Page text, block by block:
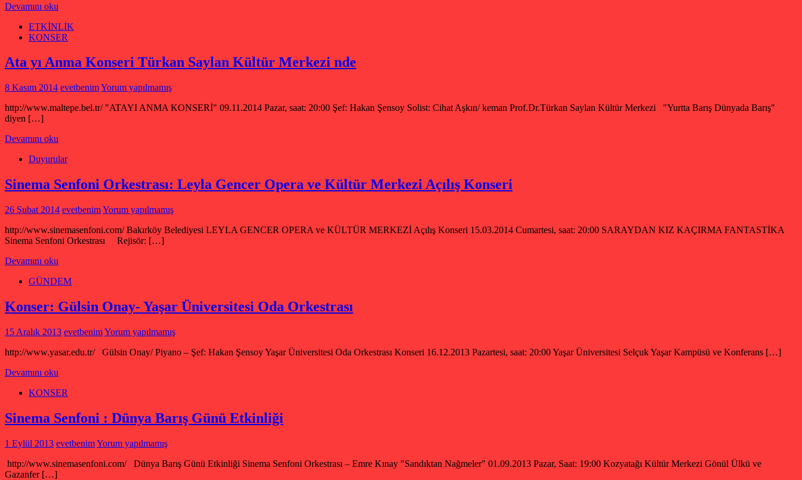
Devamını oku
ETKİNLİK
KONSER
Ata yı Anma Konseri Türkan Saylan Kültür Merkezi nde
8 Kasım 2014 evetbenimYorum yapılmamış
http://www.maltepe.bel.tr/ "ATAYI ANMA KONSERİ" 09.11.2014 Pazar, saat: 20:00 Şef: Hakan Şensoy Solist: Cihat Aşkın/ keman Prof.Dr.Türkan Saylan Kültür Merkezi "Yurtta Barış Dünyada Barış"
diyen […]
Devamını oku
Duyurular
Sinema Senfoni Orkestrası: Leyla Gencer Opera ve Kültür Merkezi Açılış Konseri
26 Şubat 2014 evetbenimYorum yapılmamış
http://www.sinemasenfoni.com/ Bakırköy Belediyesi LEYLA GENCER OPERA ve KÜLTÜR MERKEZİ Açılış Konseri 15.03.2014 Cumartesi, saat: 20:00 SARAYDAN KIZ KAÇIRMA FANTASTİKA
Sinema Senfoni Orkestrası Rejisör: […]
Devamını oku
GÜNDEM
Konser: Gülsin Onay- Yaşar Üniversitesi Oda Orkestrası
15 Aralık 2013 evetbenimYorum yapılmamış
http://www.yasar.edu.tr/ Gülsin Onay/ Piyano – Şef: Hakan Şensoy Yaşar Üniversitesi Oda Orkestrası Konseri 16.12.2013 Pazartesi, saat: 20:00 Yaşar Üniversitesi Selçuk Yaşar Kampüsü ve Konferans […]
Devamını oku
KONSER
Sinema Senfoni : Dünya Barış Günü Etkinliği
1 Eylül 2013 evetbenimYorum yapılmamış
http://www.sinemasenfoni.com/ Dünya Barış Günü Etkinliği Sinema Senfoni Orkestrası – Emre Kınay "Sandıktan Nağmeler" 01.09.2013 Pazar, Saat: 19:00 Kozyatağı Kültür Merkezi Gönül Ülkü ve
Gazanfer […]